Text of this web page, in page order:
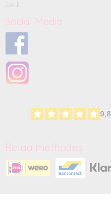
SALE
Social Media
Betaalmethodes